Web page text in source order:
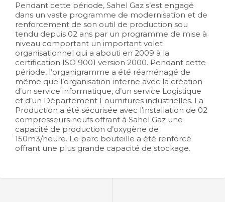
Pendant cette période, Sahel Gaz s’est engagé
dans un vaste programme de modernisation et de
renforcement de son outil de production sou
tendu depuis 02 ans par un programme de mise à
niveau comportant un important volet
organisationnel qui a abouti en 2009 à la
certification ISO 9001 version 2000. Pendant cette
période, l’organigramme a été réaménagé de
même que l’organisation interne avec la création
d’un service informatique, d’un service Logistique
et d’un Département Fournitures industrielles. La
Production a été sécurisée avec l’installation de 02
compresseurs neufs offrant à Sahel Gaz une
capacité de production d’oxygène de
150m3/heure. Le parc bouteille a été renforcé
offrant une plus grande capacité de stockage.